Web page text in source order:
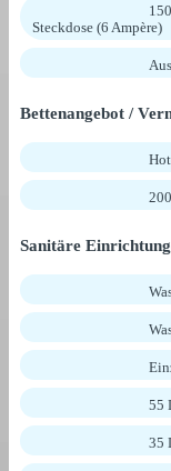
Steckdose (6 Ampère)
Bettenangebot /
Sanitäre
55
35